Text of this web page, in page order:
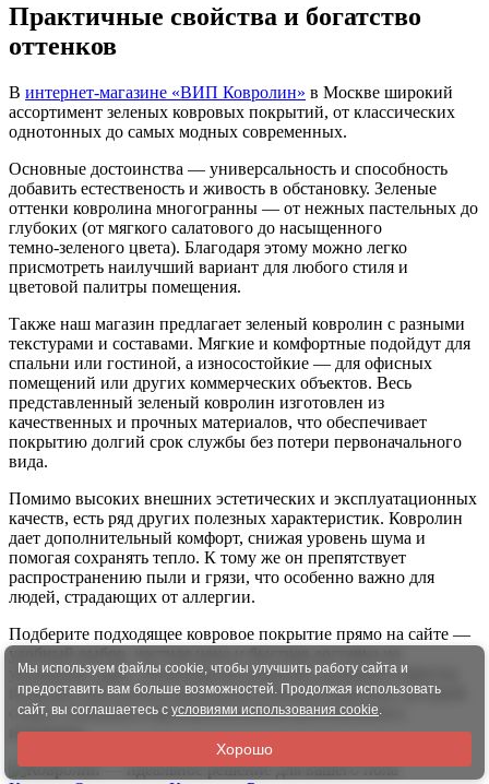
Практичные свойства и богатство
оттенков
В интернет-магазине «ВИП Ковролин» в Москве широкий
ассортимент зеленых ковровых покрытий, от классических
однотонных до самых модных современных.
Основные достоинства — универсальность и способность
добавить естественость и живость в обстановку. Зеленые
оттенки ковролина многогранны — от нежных пастельных до
глубоких (от мягкого салатового до насыщенного
темно‑зеленого цвета). Благодаря этому можно легко
присмотреть наилучший вариант для любого стиля и
цветовой палитры помещения.
Также наш магазин предлагает зеленый ковролин с разными
текстурами и составами. Мягкие и комфортные подойдут для
спальни или гостиной, а износостойкие — для офисных
помещений или других коммерческих объектов. Весь
представленный зеленый ковролин изготовлен из
качественных и прочных материалов, что обеспечивает
покрытию долгий срок службы без потери первоначального
вида.
Помимо высоких внешних эстетических и эксплуатационных
качеств, есть ряд других полезных характеристик. Ковролин
дает дополнительный комфорт, снижая уровень шума и
помогая сохранять тепло. К тому же он препятствует
распространению пыли и грязи, что особенно важно для
людей, страдающих от аллергии.
Подберите подходящее ковровое покрытие прямо на сайте —
указанный адрес. Разнообразие моделей, размеров и фактур
позволит вам купить идеальный зеленый ковролин, который
станет стильным и функциональным дополнением к
интерьеру.
Мы используем файлы cookie, чтобы улучшить работу сайта и
предоставить вам больше возможностей. Продолжая использовать
сайт, вы соглашаетесь с условиями использования cookie.
Хорошо